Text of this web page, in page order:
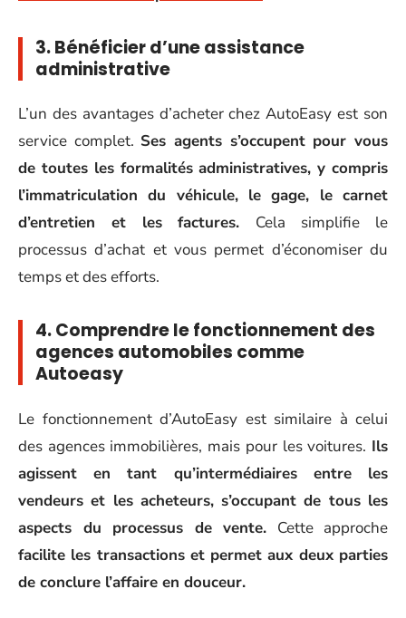
3. Bénéficier d’une assistance
administrative
L’un des avantages d’acheter chez AutoEasy est son
service complet. Ses agents s’occupent pour vous
de toutes les formalités administratives, y compris
l’immatriculation du véhicule, le gage, le carnet
d’entretien et les factures. Cela simplifie le
processus d’achat et vous permet d’économiser du
temps et des efforts.
4. Comprendre le fonctionnement des
agences automobiles comme
Autoeasy
Le fonctionnement d’AutoEasy est similaire à celui
des agences immobilières, mais pour les voitures. Ils
agissent en tant qu’intermédiaires entre les
vendeurs et les acheteurs, s’occupant de tous les
aspects du processus de vente. Cette approche
facilite les transactions et permet aux deux parties
de conclure l’affaire en douceur.